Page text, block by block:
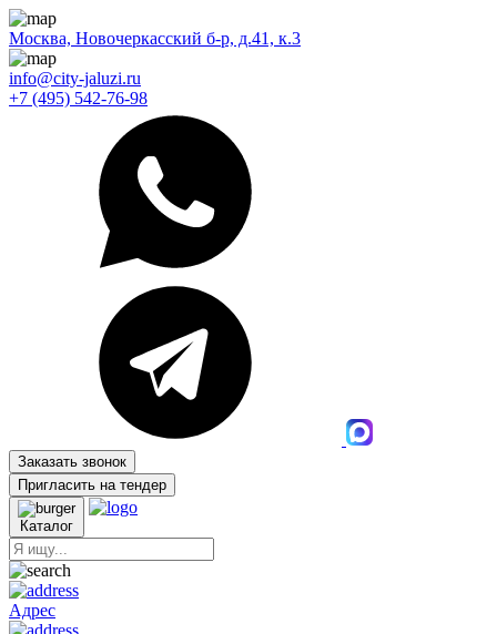
Москва, Новочеркасский б-р, д.41, к.3
info@city-jaluzi.ru
+7 (495) 542-76-98
Заказать звонок
Пригласить на тендер
Каталог
Адрес